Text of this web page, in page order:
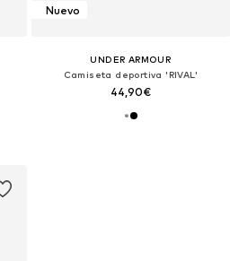
Nuevo
UNDER ARMOUR
Camiseta deportiva 'RIVAL'
44,90€